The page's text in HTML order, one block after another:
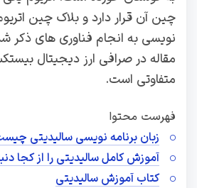
چین آن قرار دارد و بلاک چین
نویسی به انجام فناوری های ذکر
مقاله در صرافی ارز دیجیتال
متفاوتی است.
فهرست محتوا
زبان برنامه نویسی سالیدیتی
آموزش کامل سالیدیتی را از کجا
کتاب آموزش سالیدیتی